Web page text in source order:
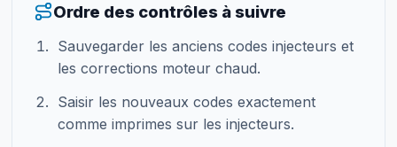
Ordre des contrôles à suivre
Sauvegarder les anciens codes injecteurs et
les corrections moteur chaud.
Saisir les nouveaux codes exactement
comme imprimes sur les injecteurs.